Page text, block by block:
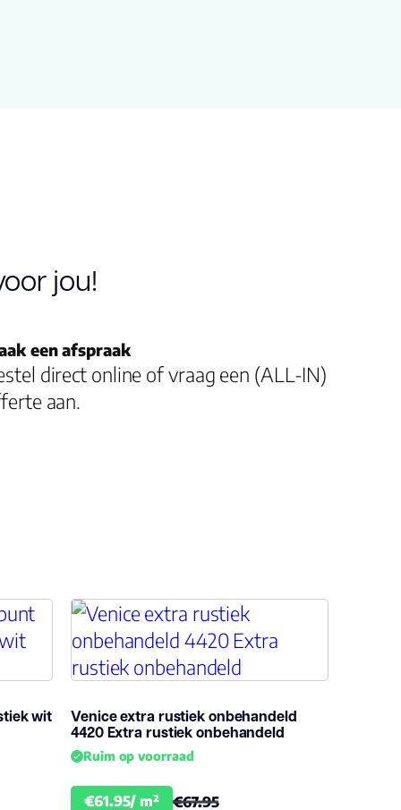
jou!
een afspraak
direct online of vraag een (ALL-IN)
aan.
wit
Venice extra rustiek onbehandeld
4420 Extra rustiek onbehandeld
Ruim op voorraad
€61.95/ m² €67.95